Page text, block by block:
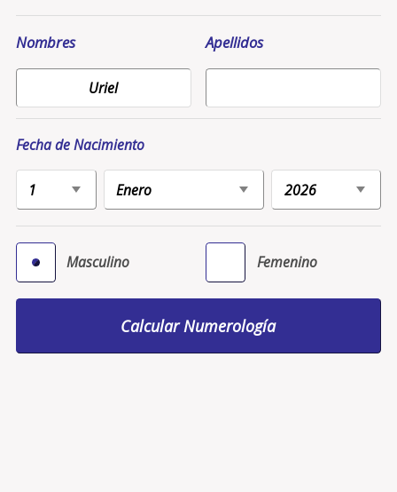
Nombres Apellidos
Fecha de Nacimiento
Masculino Femenino